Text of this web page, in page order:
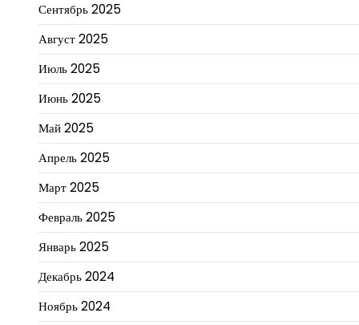
Сентябрь 2025
Август 2025
Июль 2025
Июнь 2025
Май 2025
Апрель 2025
Март 2025
Февраль 2025
Январь 2025
Декабрь 2024
Ноябрь 2024